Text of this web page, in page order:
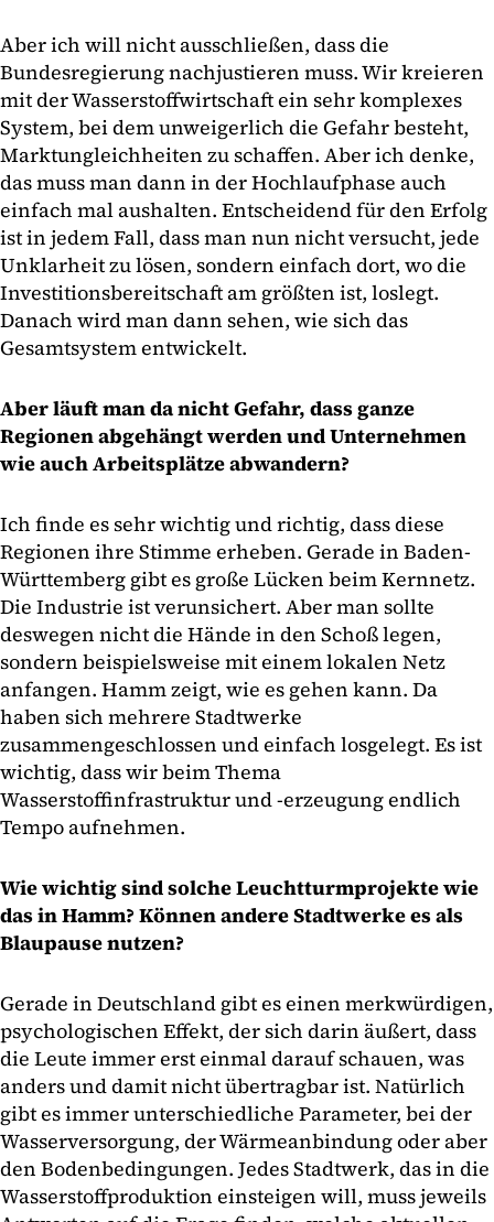
Aber ich will nicht ausschließen, dass die
Bundesregierung nachjustieren muss. Wir kreieren
mit der Wasserstoffwirtschaft ein sehr komplexes
System, bei dem unweigerlich die Gefahr besteht,
Marktungleichheiten zu schaffen. Aber ich denke,
das muss man dann in der Hochlaufphase auch
einfach mal aushalten. Entscheidend für den Erfolg
ist in jedem Fall, dass man nun nicht versucht, jede
Unklarheit zu lösen, sondern einfach dort, wo die
Investitionsbereitschaft am größten ist, loslegt.
Danach wird man dann sehen, wie sich das
Gesamtsystem entwickelt.
Aber läuft man da nicht Gefahr, dass ganze
Regionen abgehängt werden und Unternehmen
wie auch Arbeitsplätze abwandern?
Ich finde es sehr wichtig und richtig, dass diese
Regionen ihre Stimme erheben. Gerade in Baden-
Württemberg gibt es große Lücken beim Kernnetz.
Die Industrie ist verunsichert. Aber man sollte
deswegen nicht die Hände in den Schoß legen,
sondern beispielsweise mit einem lokalen Netz
anfangen. Hamm zeigt, wie es gehen kann. Da
haben sich mehrere Stadtwerke
zusammengeschlossen und einfach losgelegt. Es ist
wichtig, dass wir beim Thema
Wasserstoffinfrastruktur und -erzeugung endlich
Tempo aufnehmen.
Wie wichtig sind solche Leuchtturmprojekte wie
das in Hamm? Können andere Stadtwerke es als
Blaupause nutzen?
Gerade in Deutschland gibt es einen merkwürdigen,
psychologischen Effekt, der sich darin äußert, dass
die Leute immer erst einmal darauf schauen, was
anders und damit nicht übertragbar ist. Natürlich
gibt es immer unterschiedliche Parameter, bei der
Wasserversorgung, der Wärmeanbindung oder aber
den Bodenbedingungen. Jedes Stadtwerk, das in die
Wasserstoffproduktion einsteigen will, muss jeweils